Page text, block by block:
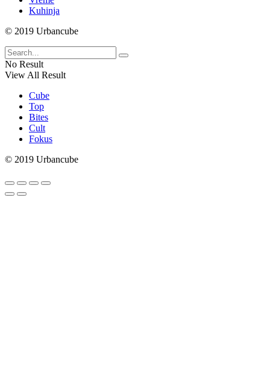
Kuhinja
© 2019 Urbancube
No Result
View All Result
Cube
Top
Bites
Cult
Fokus
© 2019 Urbancube